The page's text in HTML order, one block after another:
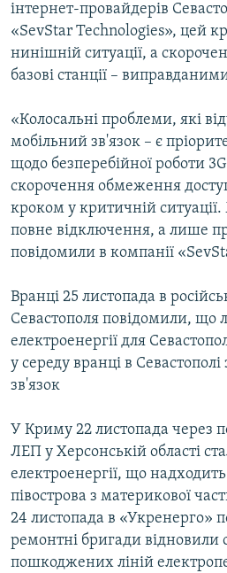
інтернет-провайдерів
«SevStar Technologies», цей
нинішній ситуації, а
базові станції –
«Колосальні проблеми, які
мобільний зв'язок – є
щодо безперебійної роботи
скорочення обмеження
кроком у критичній
повне відключення, а лише
повідомили в компанії
Вранці 25 листопада в
Севастополя повідомили, що
електроенергії для
у середу вранці в
зв'язок
У Криму 22 листопада через
ЛЕП у Херсонській області
електроенергії, що
півострова з материкової
24 листопада в «Укренерго»
ремонтні бригади відновили
пошкоджених ліній